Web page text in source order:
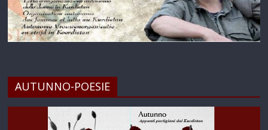
AUTUNNO-POESIE